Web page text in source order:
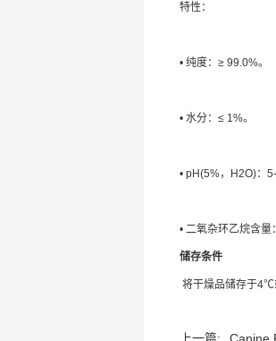
特性：
• 纯度：≥ 99.0%。
• 水分：≤ 1%。
• pH(5%，H2O)：5-
• 二氧杂环乙烷含量
储存条件
将干燥品储存于4℃